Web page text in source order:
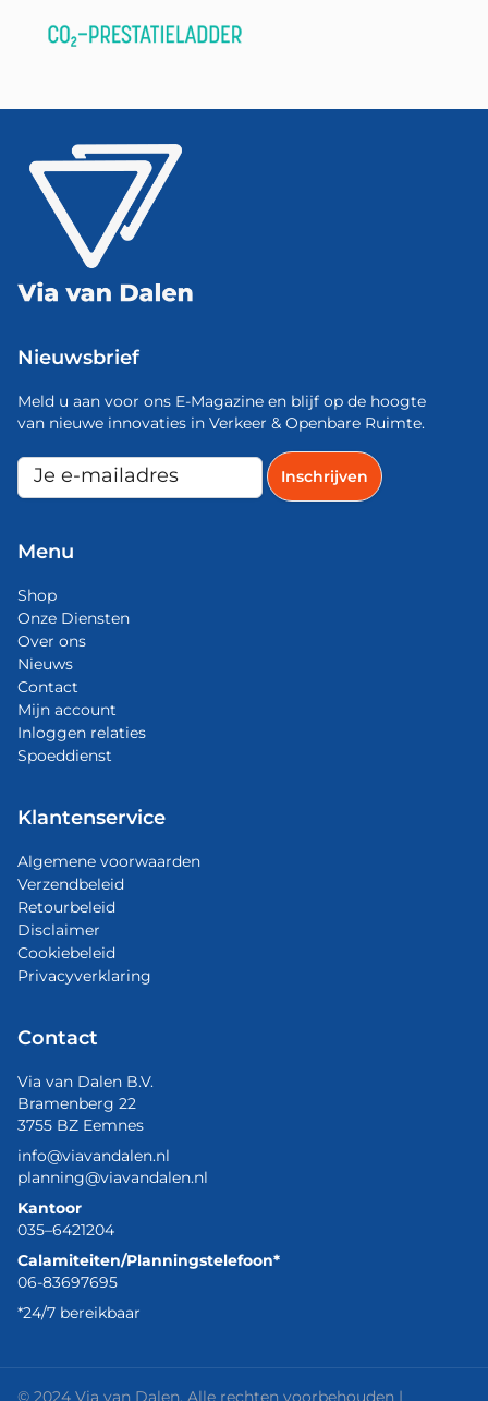
Nieuwsbrief
Meld u aan voor ons E-Magazine en blijf op de hoogte
van nieuwe innovaties in Verkeer & Openbare Ruimte.
Menu
Shop
Onze Diensten
Over ons
Nieuws
Contact
Mijn account
Inloggen relaties
Spoeddienst
Klantenservice
Algemene voorwaarden
Verzendbeleid
Retourbeleid
Disclaimer
Cookiebeleid
Privacyverklaring
Contact
Via van Dalen B.V.
Bramenberg 22
3755 BZ Eemnes
info@viavandalen.nl
planning@viavandalen.nl
Kantoor
035–6421204
Calamiteiten/Planningstelefoon*
06-83697695
*24/7 bereikbaar